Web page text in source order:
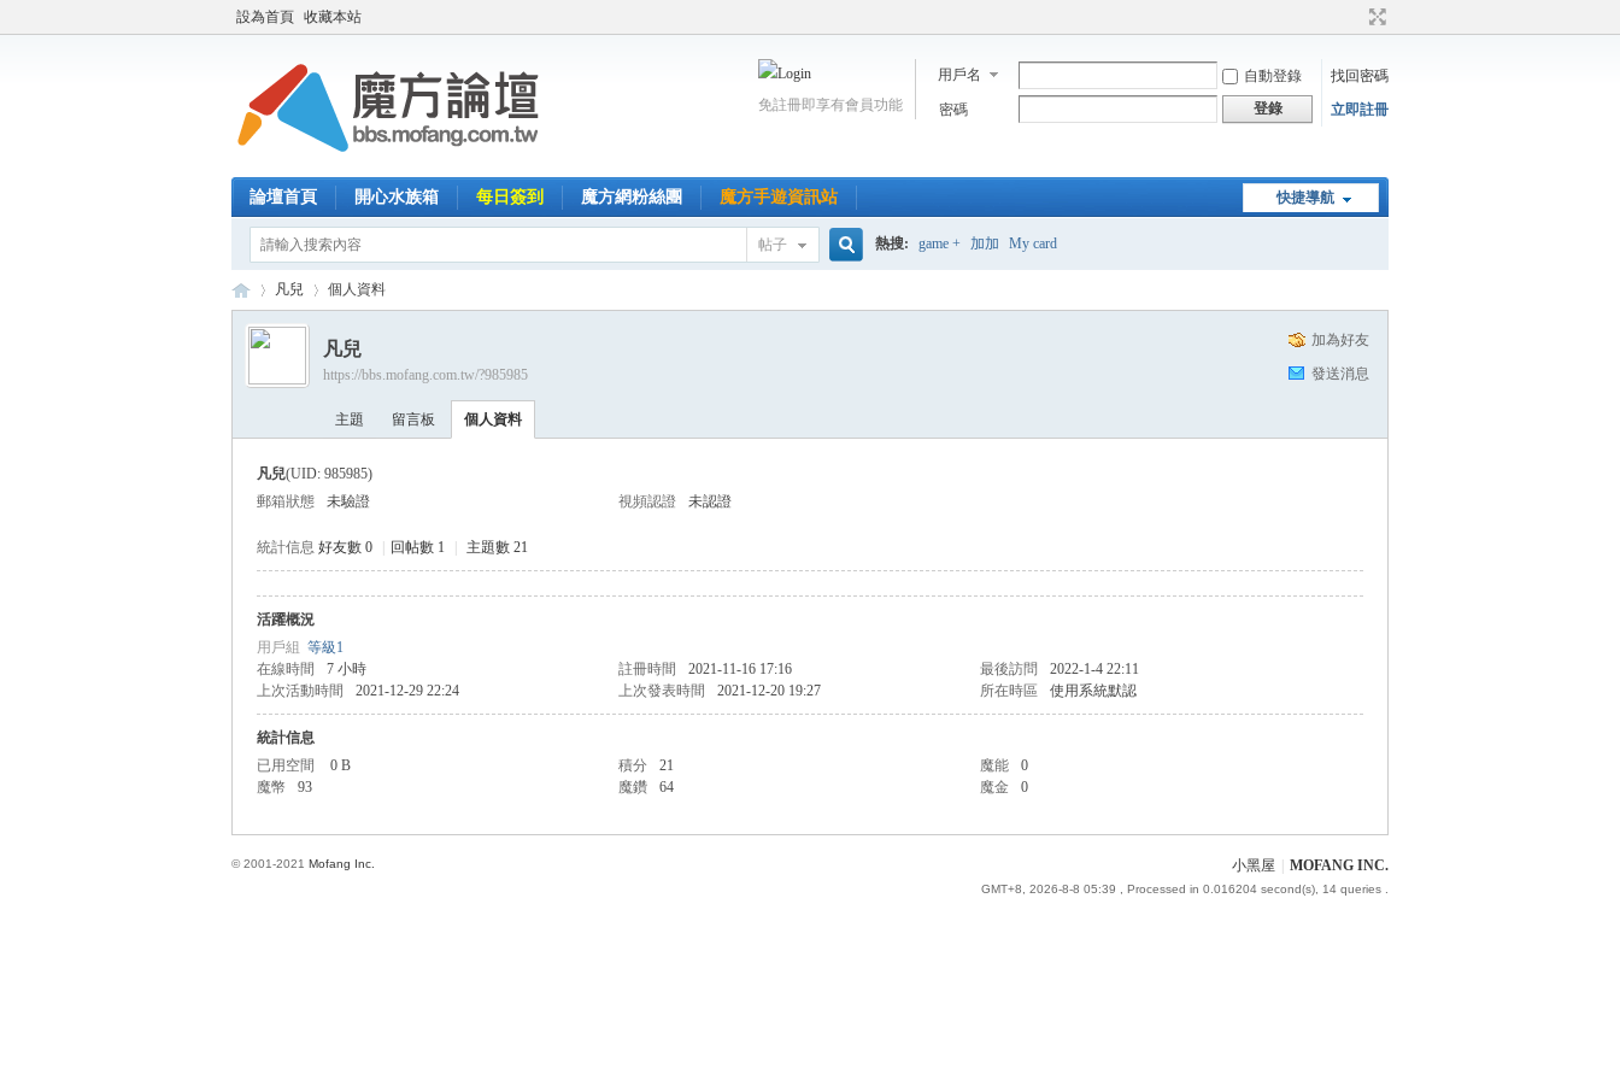
設為首頁 收藏本站
用戶名 自動登錄
找回密碼
密碼
登錄 立即註冊
免註冊即享有會員功能
快捷導航
論壇首頁 開心水族箱 每日簽到 魔方網粉絲團 魔方手遊資訊站
帖子 熱搜: game + 加加 My card
›
凡兒
›
個人資料
加為好友
發送消息
凡兒
https://bbs.mofang.com.tw/?985985
主題 留言板 個人資料
凡兒(UID: 985985)
郵箱狀態
未驗證 視頻認證 未認證
統計信息 好友數 0 回帖數 1 主題數 21
活躍概況
用戶組 等級1
在線時間
7 小時 註冊時間 2021-11-16 17:16 最後訪問
2022-1-4 22:11
上次活動時間
2021-12-29 22:24 上次發表時間 2021-12-20 19:27 所在時區 使用系統默認
統計信息
已用空間
0 B 積分 21 魔能
0
魔幣
93 魔鑽 64 魔金 0
小黑屋 MOFANG INC.
GMT+8, 2026-8-8 05:39 , Processed in 0.016204 second(s), 14 queries .
© 2001-2021 Mofang Inc.